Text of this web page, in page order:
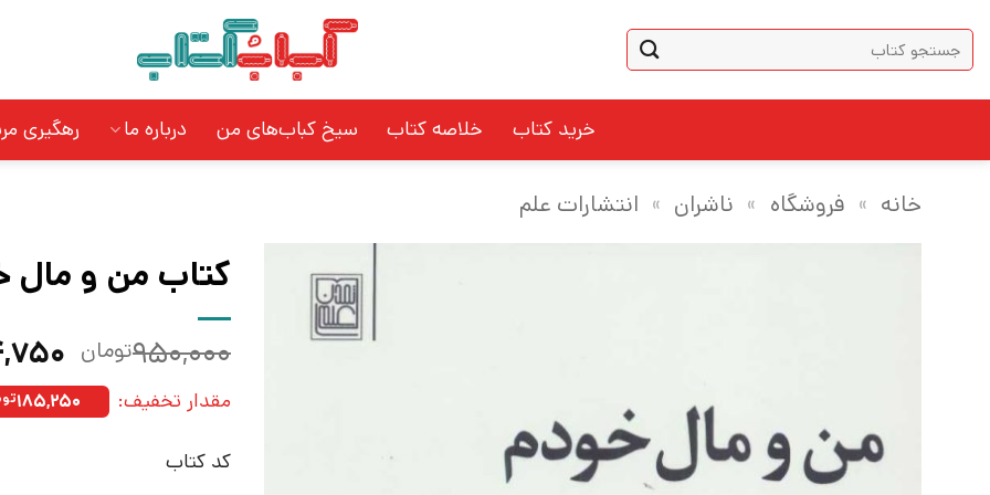
content
جستجو
برای:
خرید کتاب خلاصه کتاب سیخ کباب‌های من درباره ما رهگیری
خانه » فروشگاه » ناشران » انتشارات علم
کتاب من و مال
۹۵۰,۰۰۰تومان
مقدار تخفیف: ۱۸۵,۲۵۰
کد کتاب